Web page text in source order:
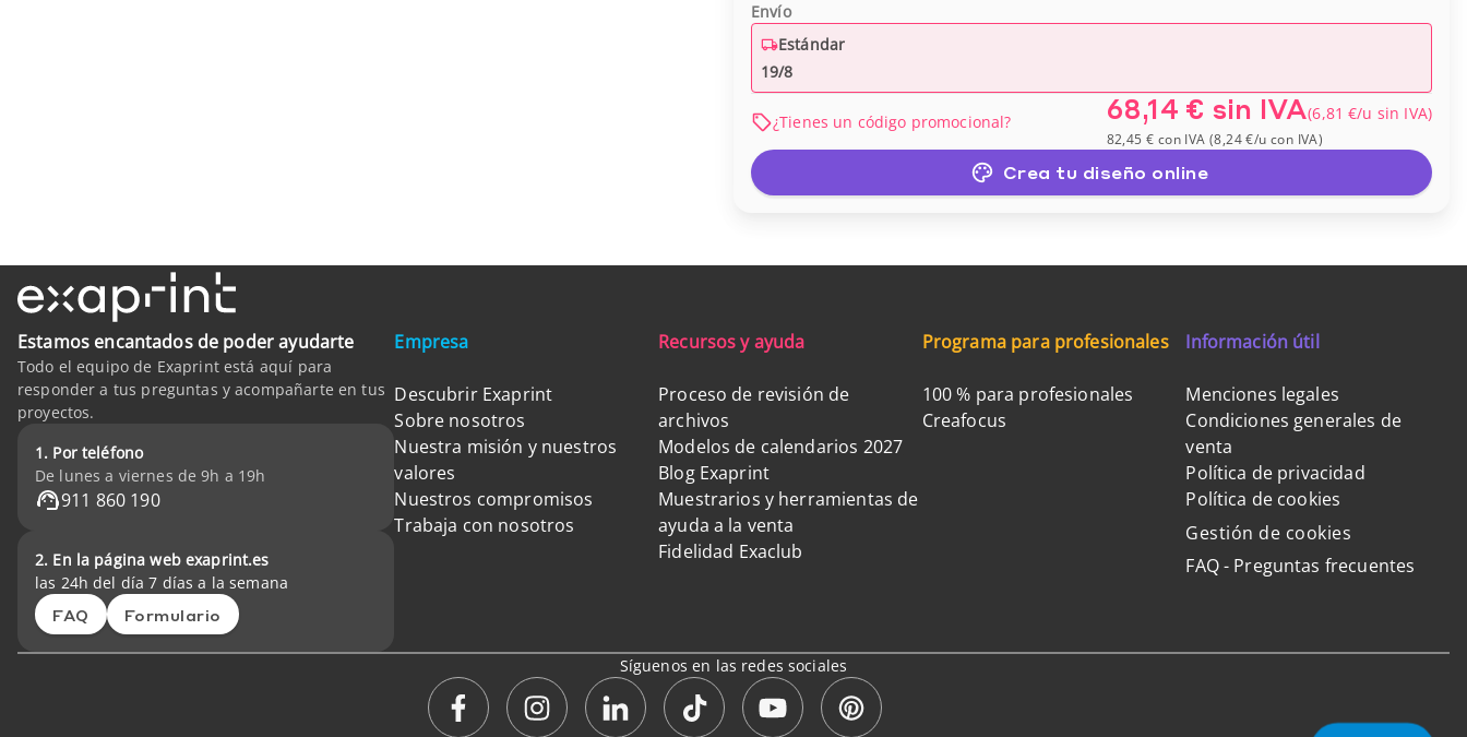
Envío
Estándar
19/8
¿Tienes un código promocional? 68,14 € sin IVA(6,81 €/u sin IVA)
82,45 € con IVA (8,24 €/ucon IVA)
Crea tu diseño online
Estamos encantados de poder ayudarte
Todo el equipo de Exaprint está aquí para
responder a tus preguntas y acompañarte en tus
proyectos.
1. Por teléfono
De lunes a viernes de 9h a 19h
911 860 190
2. En la página web exaprint.es
las 24h del día 7 días a la semana
FAQ Formulario
Empresa
Descubrir Exaprint
Sobre nosotros
Nuestra misión y nuestros
valores
Nuestros compromisos
Trabaja con nosotros
Recursos y ayuda
Proceso de revisión de
archivos
Modelos de calendarios 2027
Blog Exaprint
Muestrarios y herramientas de
ayuda a la venta
Fidelidad Exaclub
Programa para profesionales
100 % para profesionales
Creafocus
Información útil
Menciones legales
Condiciones generales de
venta
Política de privacidad
Política de cookies
Gestión de cookies
FAQ - Preguntas frecuentes
Síguenos en las redes sociales